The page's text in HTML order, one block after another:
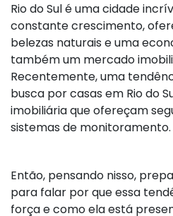
Rio do Sul é uma cidade
constante crescimento,
belezas naturais e uma
também um mercado
Recentemente, uma
busca por casas em Rio do
imobiliária que ofereçam
sistemas de monitoramento.
Então, pensando nisso,
para falar por que essa
força e como ela está